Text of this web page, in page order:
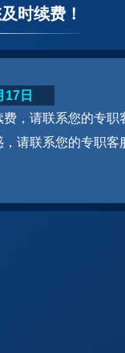
时续费！
，请联系您的专职
请联系您的专职客
17日